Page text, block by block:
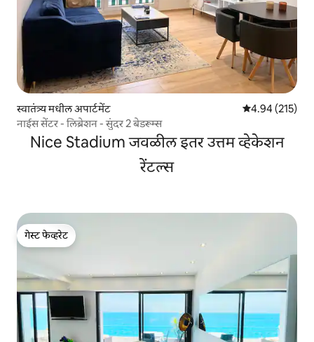
स्वातंत्र्य मधील अपार्टमेंट 5 पैकी 4.94
4.94 (215)
नाईस सेंटर - लिब्रेशन - सुंदर 2 बेडरूम्स
Nice Stadium जवळील इतर उत्तम व्हेकेशन
रेंटल्स
गेस्ट फेव्हरेट
गेस्ट फेव्हरेट